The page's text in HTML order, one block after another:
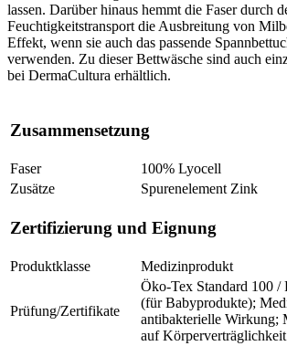
lassen. Darüber hinaus hemmt die Faser durch
Feuchtigkeitstransport die Ausbreitung von
Effekt, wenn sie auch das passende
verwenden. Zu dieser Bettwäsche sind auch
bei DermaCultura erhältlich.
Zusammensetzung
Faser
100% Lyocell
Zusätze
Spurenelement Zink
Zertifizierung und Eignung
Produktklasse Medizinprodukt
Prüfung/Zertifikate
Öko-Tex Standard 100 /
(für Babyprodukte);
antibakterielle Wirkung;
auf Körperverträglichkeit